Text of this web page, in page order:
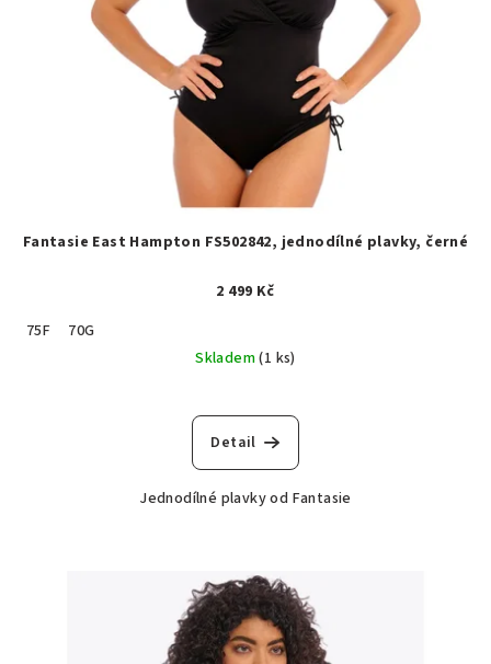
Fantasie East Hampton FS502842, jednodílné plavky, černé
2 499 Kč
75F
70G
Skladem(1 ks)
Detail
Jednodílné plavky od Fantasie